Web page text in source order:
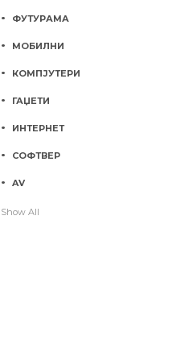
ФУТУРАМА
МОБИЛНИ
КОМПЈУТЕРИ
ГАЏЕТИ
ИНТЕРНЕТ
СОФТВЕР
AV
Show All